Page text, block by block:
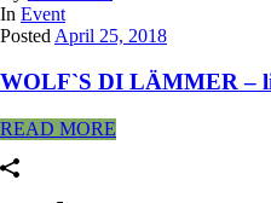
In Event
Posted April 25, 2018
WOLF`S DI LÄMMER –
READ MORE